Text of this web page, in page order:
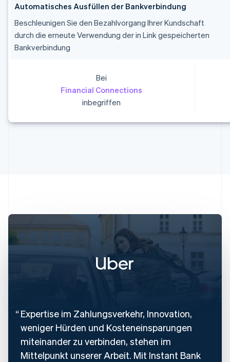
Automatisches Ausfüllen der Bankverbindung
Beschleunigen Sie den Bezahlvorgang Ihrer Kundschaft
durch die erneute Verwendung der in Link gespeicherten
Bankverbindung
Bei
Financial Connections
inbegriffen
Expertise im Zahlungsverkehr, Innovation,
weniger Hürden und Kosteneinsparungen
miteinander zu verbinden, stehen im
Mittelpunkt unserer Arbeit. Mit Instant Bank
Australien
NederlandsFrançaisDeutschEnglish
Estland
English
English
Griechenland
English
Indien
English